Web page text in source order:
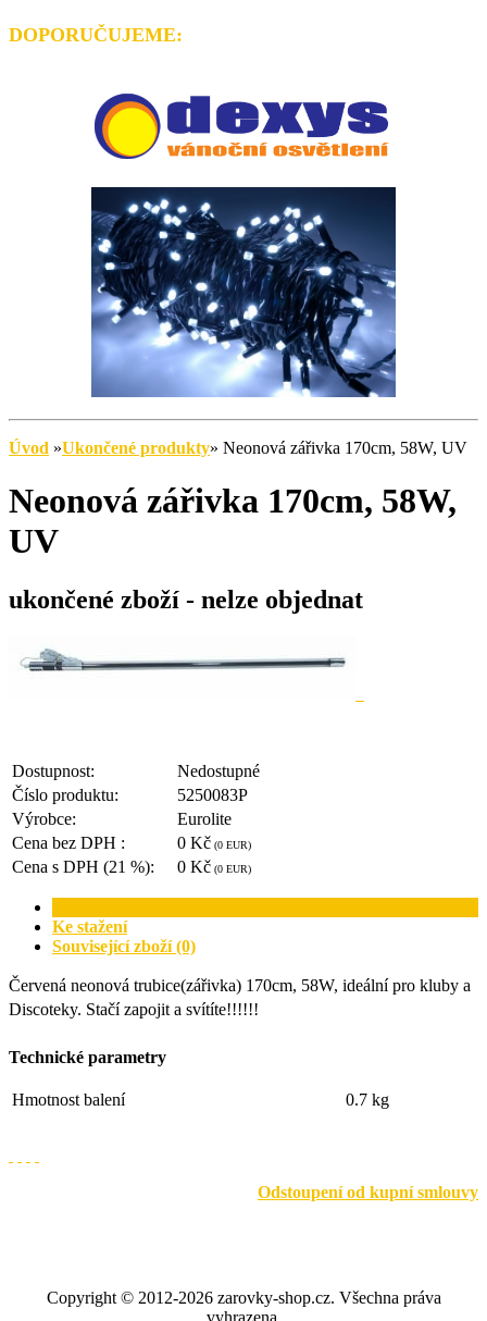
DOPORUČUJEME:
Úvod »Ukončené produkty» Neonová zářivka 170cm, 58W, UV
Neonová zářivka 170cm, 58W,
UV
ukončené zboží - nelze objednat
Dostupnost:
Nedostupné
Číslo produktu:
5250083P
Výrobce:
Eurolite
Cena bez DPH :
0 Kč (0 EUR)
Cena s DPH (21 %): 0 Kč (0 EUR)
Ke stažení
Související zboží (0)
Červená neonová trubice(zářivka) 170cm, 58W, ideální pro kluby a
Discoteky. Stačí zapojit a svítíte!!!!!!
Technické parametry
Hmotnost balení 0.7 kg
Odstoupení od kupní smlouvy
Copyright © 2012-2026 zarovky-shop.cz. Všechna práva